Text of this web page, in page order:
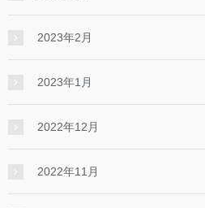
2023年2月
2023年1月
2022年12月
2022年11月